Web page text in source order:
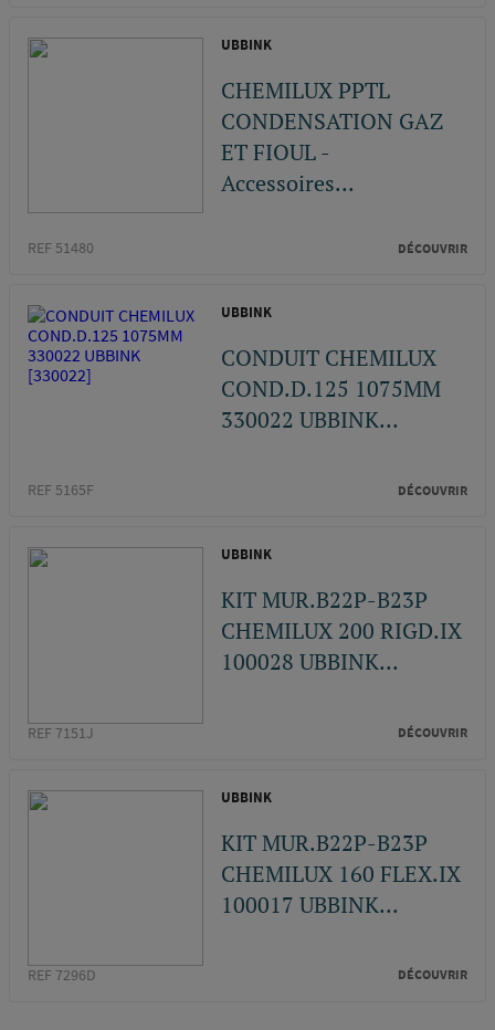
UBBINK
CHEMILUX PPTL
CONDENSATION GAZ
ET FIOUL -
Accessoires...
REF 51480 DÉCOUVRIR
UBBINK
CONDUIT CHEMILUX
COND.D.125 1075MM
330022 UBBINK...
REF 5165F DÉCOUVRIR
UBBINK
KIT MUR.B22P-B23P
CHEMILUX 200 RIGD.IX
100028 UBBINK...
REF 7151J DÉCOUVRIR
UBBINK
KIT MUR.B22P-B23P
CHEMILUX 160 FLEX.IX
100017 UBBINK...
REF 7296D DÉCOUVRIR